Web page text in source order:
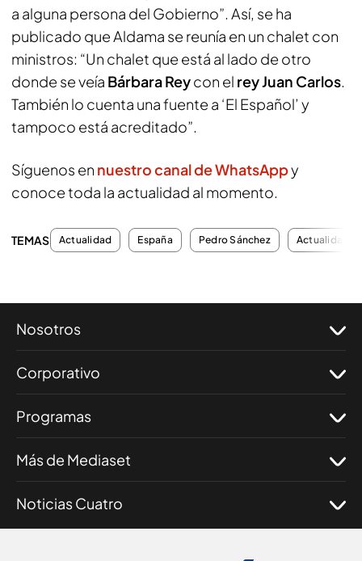
a alguna persona del Gobierno”. Así, se ha
publicado que Aldama se reunía en un chalet con
ministros: “Un chalet que está al lado de otro
donde se veía Bárbara Reycon el rey Juan Carlos.
También lo cuenta una fuente a ‘El Español’ y
tampoco está acreditado”.
Síguenos en nuestro canal de WhatsAppy
conoce toda la actualidad al momento.
TEMAS Actualidad España Pedro Sánchez Actualidad
Nosotros
Corporativo
Programas
Más de Mediaset
Noticias Cuatro